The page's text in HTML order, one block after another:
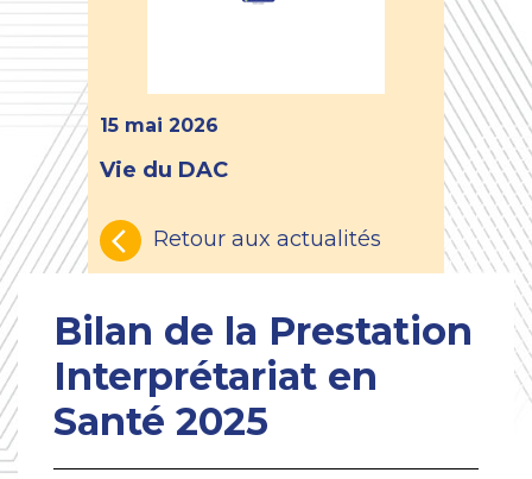
15 mai 2026
Vie du DAC
Retour aux actualités
Bilan de la Prestation
Interprétariat en
Santé 2025